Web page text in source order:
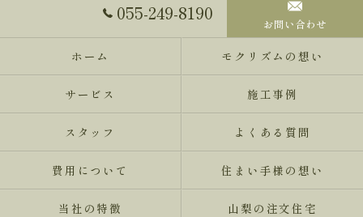
055-249-8190 お問い合わせ
ホーム モクリズムの想い
サービス 施工事例
スタッフ よくある質問
費用について 住まい手様の想い
当社の特徴 山梨の注文住宅